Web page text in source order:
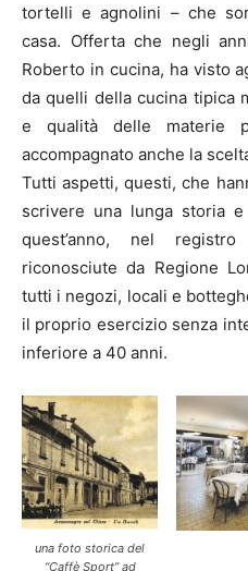
tortelli e agnolini – che
casa. Offerta che negli
Roberto in cucina, ha visto
da quelli della cucina tipica
e qualità delle materie
accompagnato anche la
Tutti aspetti, questi, che
scrivere una lunga storia
quest’anno, nel
riconosciute da Regione
tutti i negozi, locali e
il proprio esercizio senza
inferiore a 40 anni.
una foto storica del
“Caffè Sport” ad